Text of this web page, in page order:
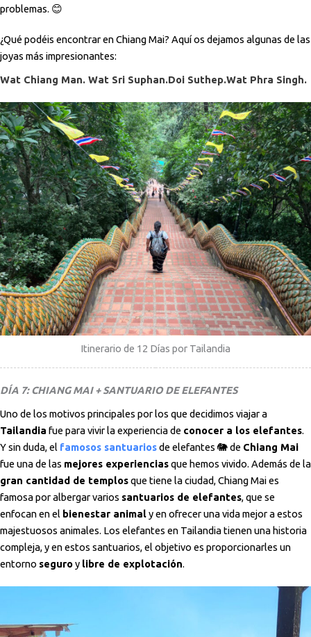
problemas. 😊
¿Qué podéis encontrar en Chiang Mai? Aquí os dejamos algunas de las
joyas más impresionantes:
Wat Chiang Man. Wat Sri Suphan.Doi Suthep.Wat Phra Singh.
Itinerario de 12 Días por Tailandia
DÍA 7: CHIANG MAI + SANTUARIO DE ELEFANTES
Uno de los motivos principales por los que decidimos viajar a
Tailandia fue para vivir la experiencia de conocer a los elefantes.
Y sin duda, el famosos santuariosde elefantes 🐘 de Chiang Mai
fue una de las mejores experienciasque hemos vivido. Además de la
gran cantidad de templosque tiene la ciudad, Chiang Mai es
famosa por albergar varios santuarios de elefantes, que se
enfocan en el bienestar animaly en ofrecer una vida mejor a estos
majestuosos animales. Los elefantes en Tailandia tienen una historia
compleja, y en estos santuarios, el objetivo es proporcionarles un
entorno seguroy libre de explotación.